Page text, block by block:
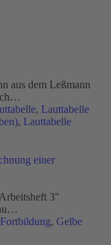
aus dem Leßmann
, Lauttabelle
, Lauttabelle
einer
3"
Fortbildung, Gelbe